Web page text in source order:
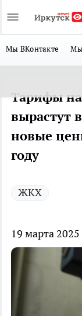
Мы ВКонтакте Мы
Тарифы
вырастут
новые
году
ЖКХ
19 марта 2025